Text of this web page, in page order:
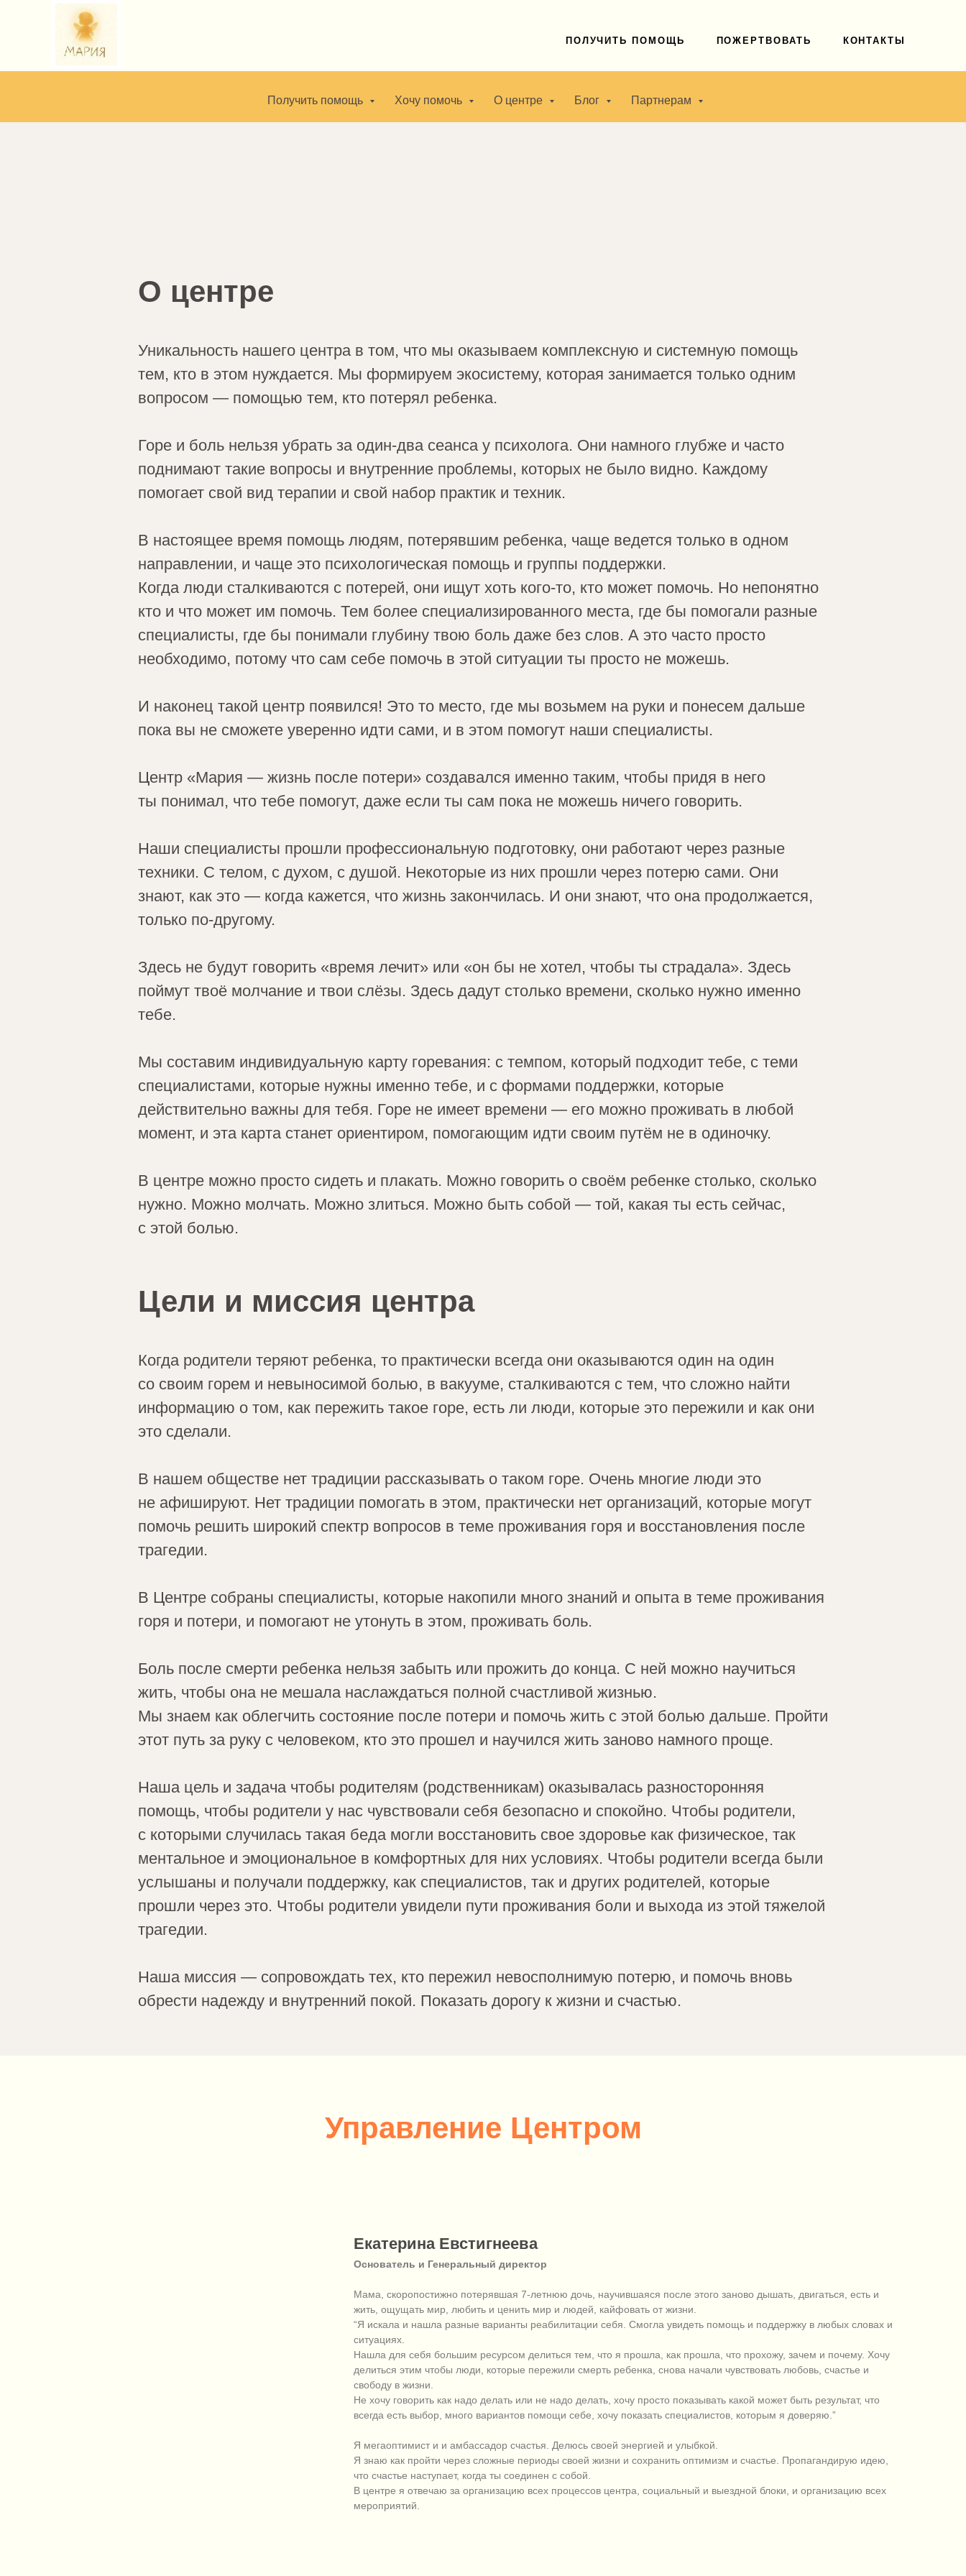
ПОЛУЧИТЬ ПОМОЩЬ ПОЖЕРТВОВАТЬ КОНТАКТЫ
Получить помощь Хочу помочь О центре Блог Партнерам
О центре
Уникальность нашего центра в том, что мы оказываем комплексную и системную помощь
тем, кто в этом нуждается. Мы формируем экосистему, которая занимается только одним
вопросом — помощью тем, кто потерял ребенка.
Горе и боль нельзя убрать за один-два сеанса у психолога. Они намного глубже и часто
поднимают такие вопросы и внутренние проблемы, которых не было видно. Каждому
помогает свой вид терапии и свой набор практик и техник.
В настоящее время помощь людям, потерявшим ребенка, чаще ведется только в одном
направлении, и чаще это психологическая помощь и группы поддержки.
Когда люди сталкиваются с потерей, они ищут хоть кого-то, кто может помочь. Но непонятно
кто и что может им помочь. Тем более специализированного места, где бы помогали разные
специалисты, где бы понимали глубину твою боль даже без слов. А это часто просто
необходимо, потому что сам себе помочь в этой ситуации ты просто не можешь.
И наконец такой центр появился! Это то место, где мы возьмем на руки и понесем дальше
пока вы не сможете уверенно идти сами, и в этом помогут наши специалисты.
Центр «Мария — жизнь после потери» создавался именно таким, чтобы придя в него
ты понимал, что тебе помогут, даже если ты сам пока не можешь ничего говорить.
Наши специалисты прошли профессиональную подготовку, они работают через разные
техники. С телом, с духом, с душой. Некоторые из них прошли через потерю сами. Они
знают, как это — когда кажется, что жизнь закончилась. И они знают, что она продолжается,
только по-другому.
Здесь не будут говорить «время лечит» или «он бы не хотел, чтобы ты страдала». Здесь
поймут твоё молчание и твои слёзы. Здесь дадут столько времени, сколько нужно именно
тебе.
Мы составим индивидуальную карту горевания: с темпом, который подходит тебе, с теми
специалистами, которые нужны именно тебе, и с формами поддержки, которые
действительно важны для тебя. Горе не имеет времени — его можно проживать в любой
момент, и эта карта станет ориентиром, помогающим идти своим путём не в одиночку.
В центре можно просто сидеть и плакать. Можно говорить о своём ребенке столько, сколько
нужно. Можно молчать. Можно злиться. Можно быть собой — той, какая ты есть сейчас,
с этой болью.
Цели и миссия центра
Когда родители теряют ребенка, то практически всегда они оказываются один на один
со своим горем и невыносимой болью, в вакууме, сталкиваются с тем, что сложно найти
информацию о том, как пережить такое горе, есть ли люди, которые это пережили и как они
это сделали.
В нашем обществе нет традиции рассказывать о таком горе. Очень многие люди это
не афишируют. Нет традиции помогать в этом, практически нет организаций, которые могут
помочь решить широкий спектр вопросов в теме проживания горя и восстановления после
трагедии.
В Центре собраны специалисты, которые накопили много знаний и опыта в теме проживания
горя и потери, и помогают не утонуть в этом, проживать боль.
Боль после смерти ребенка нельзя забыть или прожить до конца. С ней можно научиться
жить, чтобы она не мешала наслаждаться полной счастливой жизнью.
Мы знаем как облегчить состояние после потери и помочь жить с этой болью дальше. Пройти
этот путь за руку с человеком, кто это прошел и научился жить заново намного проще.
Наша цель и задача чтобы родителям (родственникам) оказывалась разносторонняя
помощь, чтобы родители у нас чувствовали себя безопасно и спокойно. Чтобы родители,
с которыми случилась такая беда могли восстановить свое здоровье как физическое, так
ментальное и эмоциональное в комфортных для них условиях. Чтобы родители всегда были
услышаны и получали поддержку, как специалистов, так и других родителей, которые
прошли через это. Чтобы родители увидели пути проживания боли и выхода из этой тяжелой
трагедии.
Наша миссия — сопровождать тех, кто пережил невосполнимую потерю, и помочь вновь
обрести надежду и внутренний покой. Показать дорогу к жизни и счастью.
Управление Центром
Екатерина Евстигнеева
Основатель и Генеральный директор
Мама, скоропостижно потерявшая 7-летнюю дочь, научившаяся после этого заново дышать, двигаться, есть и
жить, ощущать мир, любить и ценить мир и людей, кайфовать от жизни.
“Я искала и нашла разные варианты реабилитации себя. Смогла увидеть помощь и поддержку в любых словах и
ситуациях.
Нашла для себя большим ресурсом делиться тем, что я прошла, как прошла, что прохожу, зачем и почему. Хочу
делиться этим чтобы люди, которые пережили смерть ребенка, снова начали чувствовать любовь, счастье и
свободу в жизни.
Не хочу говорить как надо делать или не надо делать, хочу просто показывать какой может быть результат, что
всегда есть выбор, много вариантов помощи себе, хочу показать специалистов, которым я доверяю.”
Я мегаоптимист и и амбассадор счастья. Делюсь своей энергией и улыбкой.
Я знаю как пройти через сложные периоды своей жизни и сохранить оптимизм и счастье. Пропагандирую идею,
что счастье наступает, когда ты соединен с собой.
В центре я отвечаю за организацию всех процессов центра, социальный и выездной блоки, и организацию всех
мероприятий.